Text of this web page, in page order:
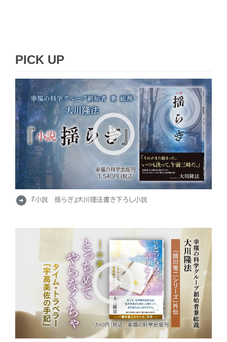
PICK UP
arrow_circle_right 『小説 揺らぎ』大川隆法書き下ろし小説